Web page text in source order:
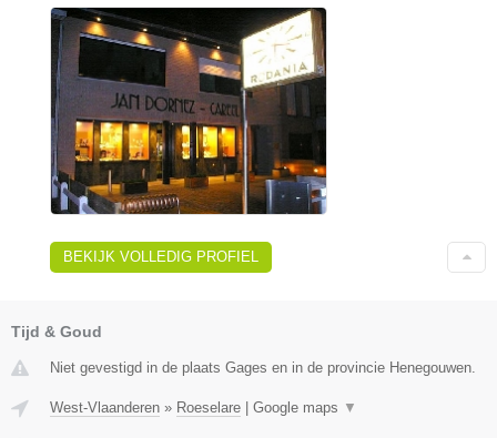
BEKIJK VOLLEDIG PROFIEL
Tijd & Goud
Niet gevestigd in de plaats Gages en in de provincie Henegouwen.
West-Vlaanderen » Roeselare | Google maps ▼